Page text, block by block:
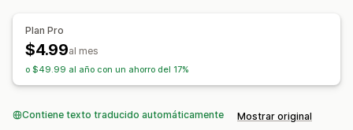
Plan Pro
$4.99al mes
o $49.99 al año con un ahorro del 17%
Contiene texto traducido automáticamente Mostrar original